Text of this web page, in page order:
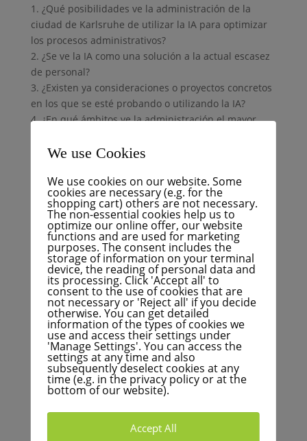
1. ¿Qué posibilidades ve la administración de la
ciudad de Karlsruhe de utilizar la IA para optimizar
los procesos administrativos?
2. ¿Se ve la IA como una solución a la actual escasez
de personal?
3. ¿Existen ya consideraciones o proyectos concretos
en los que se esté probando o utilizando la IA?
4. ¿En qué ámbitos ve la administración el mayor
claros?
con el uso de la IA en procesos administrativos
delicados?
La FÜR Karlsruhe apuesta por una administración
municipal centrada en el ciudadano, transparente y
moderna. Las respuestas de la administración
municipal proporcionarán información sobre si
Karlsruhe ya está dando pasos hacia una
administración apoyada digitalmente o si aún es
necesario actuar.
Teile diesen Beitrag
We use Cookies
We use cookies on our website. Some
cookies are necessary (e.g. for the
shopping cart) others are not necessary.
The non-essential cookies help us to
optimize our online offer, our website
functions and are used for marketing
purposes. The consent includes the
storage of information on your terminal
device, the reading of personal data and
its processing. Click 'Accept all' to
consent to the use of cookies that are
not necessary or 'Reject all' if you decide
otherwise. You can get detailed
information of the types of cookies we
use and access their settings under
'Manage Settings'. You can access the
settings at any time and also
subsequently deselect cookies at any
time (e.g. in the privacy policy or at the
bottom of our website).
Accept All